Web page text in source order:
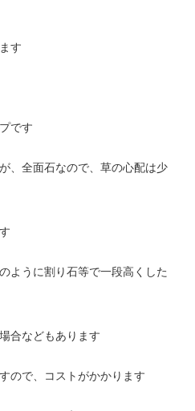
す
です
、全面石なので、草の心配は少
ように割り石等で一段高くした
合などもあります
ので、コストがかかります